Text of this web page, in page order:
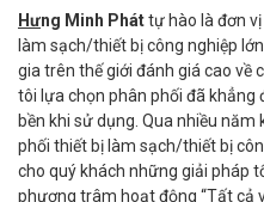
Hưng Minh Pháttự hào là đơn
làm sạch/thiết bị công nghiệp
gia trên thế giới đánh giá cao về
tôi lựa chọn phân phối đã khẳng
bền khi sử dụng. Qua nhiều
phối thiết bị làm sạch/thiết bị
cho quý khách những giải pháp
phương trâm hoạt động “Tất cả